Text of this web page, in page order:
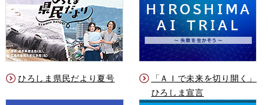
ひろしま県民だより夏号
「ＡＩで未来を切り開く」
ひろしま宣言